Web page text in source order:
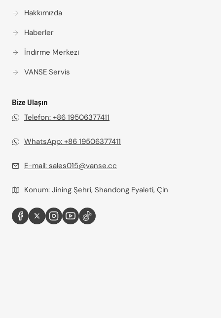
Hakkımızda
Haberler
İndirme Merkezi
VANSE Servis
Bize Ulaşın
Telefon: +86 19506377411‬
WhatsApp: +86 19506377411
E-mail: sales015@vanse.cc
Konum: Jining Şehri, Shandong Eyaleti, Çin